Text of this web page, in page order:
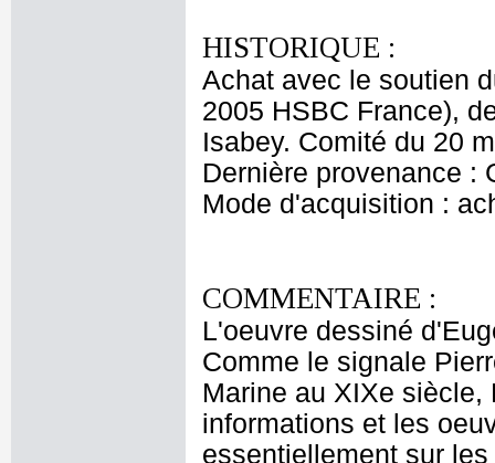
HISTORIQUE :
Achat avec le soutien
2005 HSBC France),
Isabey. Comité du 20
Dernière provenance :
Mode d'acquisition :
COMMENTAIRE :
L'oeuvre dessiné
Comme le signale
Marine au XIXe
informations et les
essentiellement sur